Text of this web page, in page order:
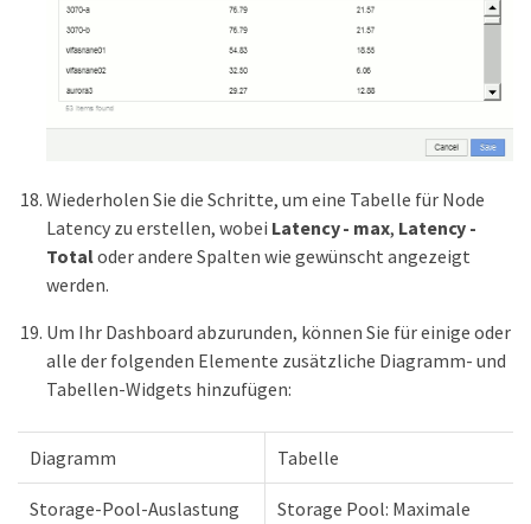
Wiederholen Sie die Schritte, um eine Tabelle für Node
Latency zu erstellen, wobei Latency - max, Latency -
Totaloder andere Spalten wie gewünscht angezeigt
werden.
Um Ihr Dashboard abzurunden, können Sie für einige oder
alle der folgenden Elemente zusätzliche Diagramm- und
Tabellen-Widgets hinzufügen:
Diagramm Tabelle
Storage-Pool-Auslastung
Storage Pool: Maximale